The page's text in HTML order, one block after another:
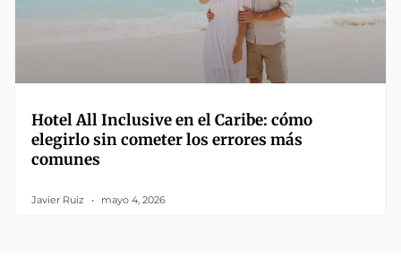
Hotel All Inclusive en el Caribe: cómo
elegirlo sin cometer los errores más
comunes
Javier Ruiz mayo 4, 2026